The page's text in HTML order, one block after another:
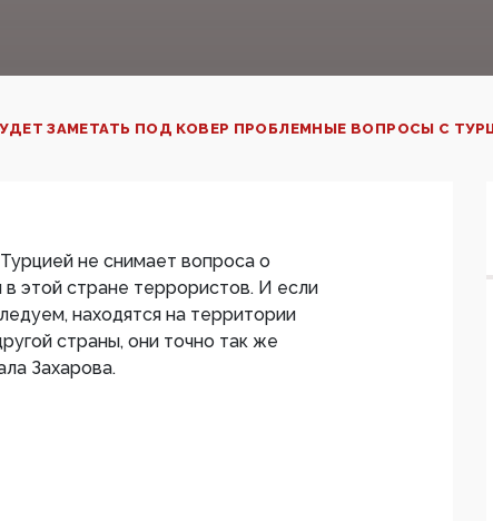
ЗАМЕТАТЬ ПОД КОВЕР ПРОБЛЕМНЫЕ ВОПРОСЫ С
не снимает вопроса о
этой стране террористов. И если
находятся на территории
страны, они точно так же
Захарова.